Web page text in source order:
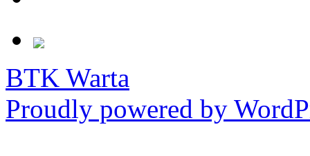
BTK Warta
Proudly powered by